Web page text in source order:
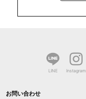
LINE Instagram
お問い合わせ